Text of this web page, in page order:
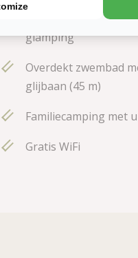
Van rustieke tent
glamping
Overdekt zwembad
glijbaan (45 m)
Familiecamping met
Gratis WiFi